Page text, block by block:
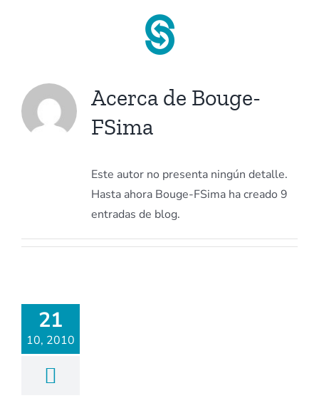
Acerca de Bouge-
FSima
Este autor no presenta ningún detalle.
Hasta ahora Bouge-FSima ha creado 9
entradas de blog.
21
10, 2010